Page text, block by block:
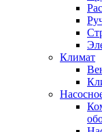
Климат